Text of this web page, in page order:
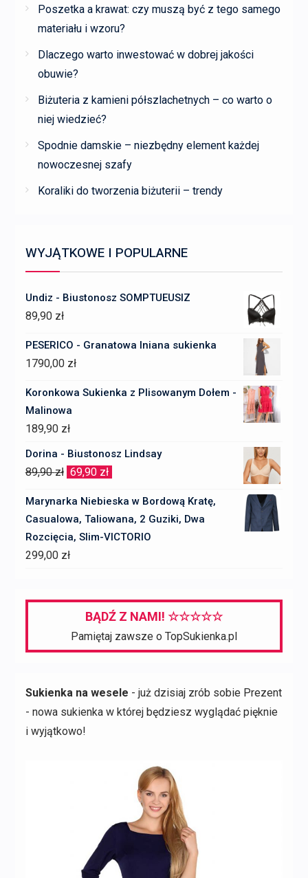
Poszetka a krawat: czy muszą być z tego samego
materiału i wzoru?
Dlaczego warto inwestować w dobrej jakości
obuwie?
Biżuteria z kamieni półszlachetnych – co warto o
niej wiedzieć?
Spodnie damskie – niezbędny element każdej
nowoczesnej szafy
Koraliki do tworzenia biżuterii – trendy
WYJĄTKOWE I POPULARNE
Undiz - Biustonosz SOMPTUEUSIZ
89,90 zł
PESERICO - Granatowa lniana sukienka
1790,00 zł
Koronkowa Sukienka z Plisowanym Dołem -
Malinowa
189,90 zł
Dorina - Biustonosz Lindsay
89,90zł Pierwotna
69,90 zł
Marynarka Niebieska w Bordową Kratę,
Casualowa, Taliowana, 2 Guziki, Dwa
Rozcięcia, Slim-VICTORIO
299,00 zł
BĄDŹ Z NAMI! ☆☆☆☆☆
Pamiętaj zawsze o TopSukienka.pl
Sukienka na wesele - już dzisiaj zrób sobie Prezent
- nowa sukienka w której będziesz wyglądać pięknie
i wyjątkowo!